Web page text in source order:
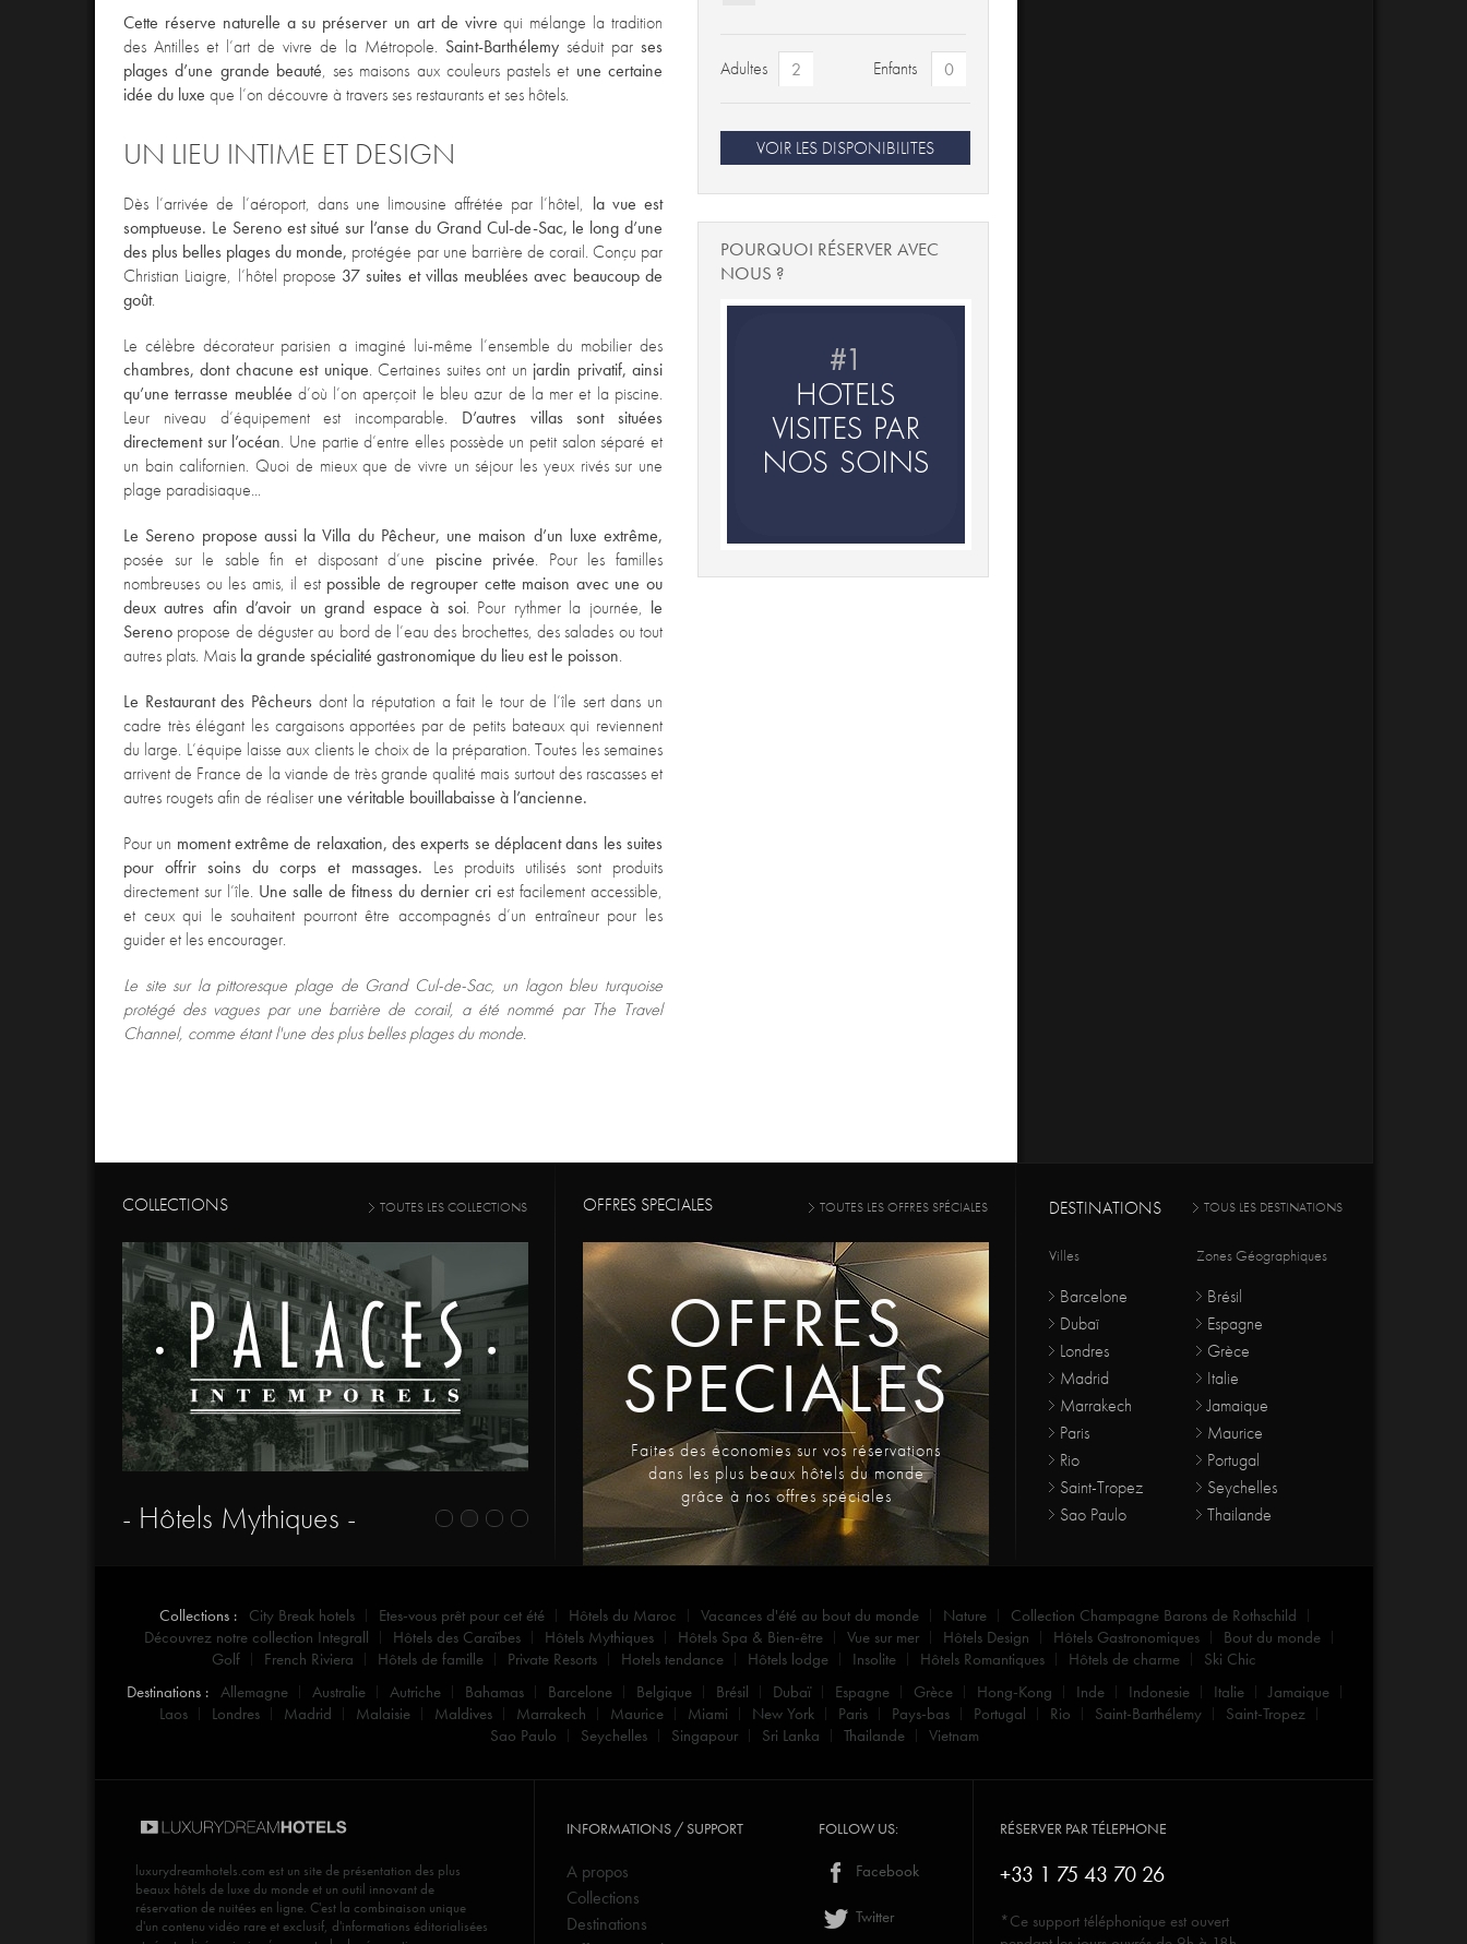
Cette réserve naturelle a su préserver un art de vivre qui mélange la tradition
des Antilles et l’art de vivre de la Métropole. Saint-Barthélemy séduit par ses
plages d’une grande beauté, ses maisons aux couleurs pastels et une certaine
idée du luxe que l’on découvre à travers ses restaurants et ses hôtels.
UN LIEU INTIME ET DESIGN
Dès l’arrivée de l’aéroport, dans une limousine affrétée par l’hôtel, la vue est
somptueuse. Le Sereno est situé sur l’anse du Grand Cul-de-Sac, le long d’une
des plus belles plages du monde, protégée par une barrière de corail. Conçu par
Christian Liaigre, l’hôtel propose 37 suites et villas meublées avec beaucoup de
goût.
Le célèbre décorateur parisien a imaginé lui-même l’ensemble du mobilier des
chambres, dont chacune est unique. Certaines suites ont un jardin privatif, ainsi
qu’une terrasse meublée d’où l’on aperçoit le bleu azur de la mer et la piscine.
Leur niveau d’équipement est incomparable. D’autres villas sont situées
directement sur l’océan. Une partie d’entre elles possède un petit salon séparé et
un bain californien. Quoi de mieux que de vivre un séjour les yeux rivés sur une
plage paradisiaque...
Le Sereno propose aussi la Villa du Pêcheur, une maison d’un luxe extrême,
posée sur le sable fin et disposant d’une piscine privée. Pour les familles
nombreuses ou les amis, il est possible de regrouper cette maison avec une ou
deux autres afin d’avoir un grand espace à soi. Pour rythmer la journée, le
Sereno propose de déguster au bord de l’eau des brochettes, des salades ou tout
autres plats. Mais la grande spécialité gastronomique du lieu est le poisson.
Le Restaurant des Pêcheurs dont la réputation a fait le tour de l’île sert dans un
cadre très élégant les cargaisons apportées par de petits bateaux qui reviennent
du large. L’équipe laisse aux clients le choix de la préparation. Toutes les semaines
arrivent de France de la viande de très grande qualité mais surtout des rascasses et
autres rougets afin de réaliser une véritable bouillabaisse à l’ancienne.
Pour un moment extrême de relaxation, des experts se déplacent dans les suites
pour offrir soins du corps et massages. Les produits utilisés sont produits
directement sur l’île. Une salle de fitness du dernier cri est facilement accessible,
et ceux qui le souhaitent pourront être accompagnés d’un entraîneur pour les
guider et les encourager.
Le site sur la pittoresque plage de Grand Cul-de-Sac, un lagon bleu turquoise
protégé des vagues par une barrière de corail, a été nommé par The Travel
Channel, comme étant l'une des plus belles plages du monde.
Adultes Enfants
VOIR LES DISPONIBILITES
POURQUOI RÉSERVER AVEC
NOUS ?
COLLECTIONS TOUTES LES COLLECTIONS
- Hôtels Mythiques -
OFFRES SPECIALES TOUTES LES OFFRES SPÉCIALES
OFFRES
SPECIALES
Faites des économies sur vos réservations
dans les plus beaux hôtels du monde
grâce à nos offres spéciales
DESTINATIONS TOUS LES DESTINATIONS
Villes
Barcelone
Dubaï
Londres
Madrid
Marrakech
Paris
Rio
Saint-Tropez
Sao Paulo
Zones Géographiques
Brésil
Espagne
Grèce
Italie
Jamaique
Maurice
Portugal
Seychelles
Thailande
Collections : City Break hotels Etes-vous prêt pour cet été Hôtels du Maroc Vacances d'été au bout du monde Nature
Collection Champagne Barons de Rothschild
Découvrez notre collection Integrall
Hôtels des Caraïbes Hôtels Mythiques Hôtels Spa & Bien-être Vue sur mer Hôtels Design Hôtels Gastronomiques
Bout du monde
Golf
French Riviera Hôtels de famille Private Resorts Hotels tendance Hôtels lodge Insolite Hôtels Romantiques Hôtels de charme
Ski Chic
Destinations : Allemagne Australie Autriche Bahamas Barcelone Belgique Brésil Dubaï Espagne Grèce Hong-Kong Inde Indonesie Italie
Jamaique
Laos
Londres Madrid Malaisie Maldives Marrakech Maurice Miami New York Paris Pays-bas Portugal Rio Saint-Barthélemy
Saint-Tropez
Sao Paulo
Seychelles Singapour Sri Lanka Thailande Vietnam
luxurydreamhotels.com est un site de présentation des plus
beaux hôtels de luxe du monde et un outil innovant de
réservation de nuitées en ligne. C'est la combinaison unique
d'un contenu vidéo rare et exclusif, d'informations éditorialisées
INFORMATIONS / SUPPORT
A propos
Collections
Destinations
FOLLOW US:
Facebook
Twitter
RÉSERVER PAR TÉLEPHONE
+33 1 75 43 70 26
*Ce support téléphonique est ouvert